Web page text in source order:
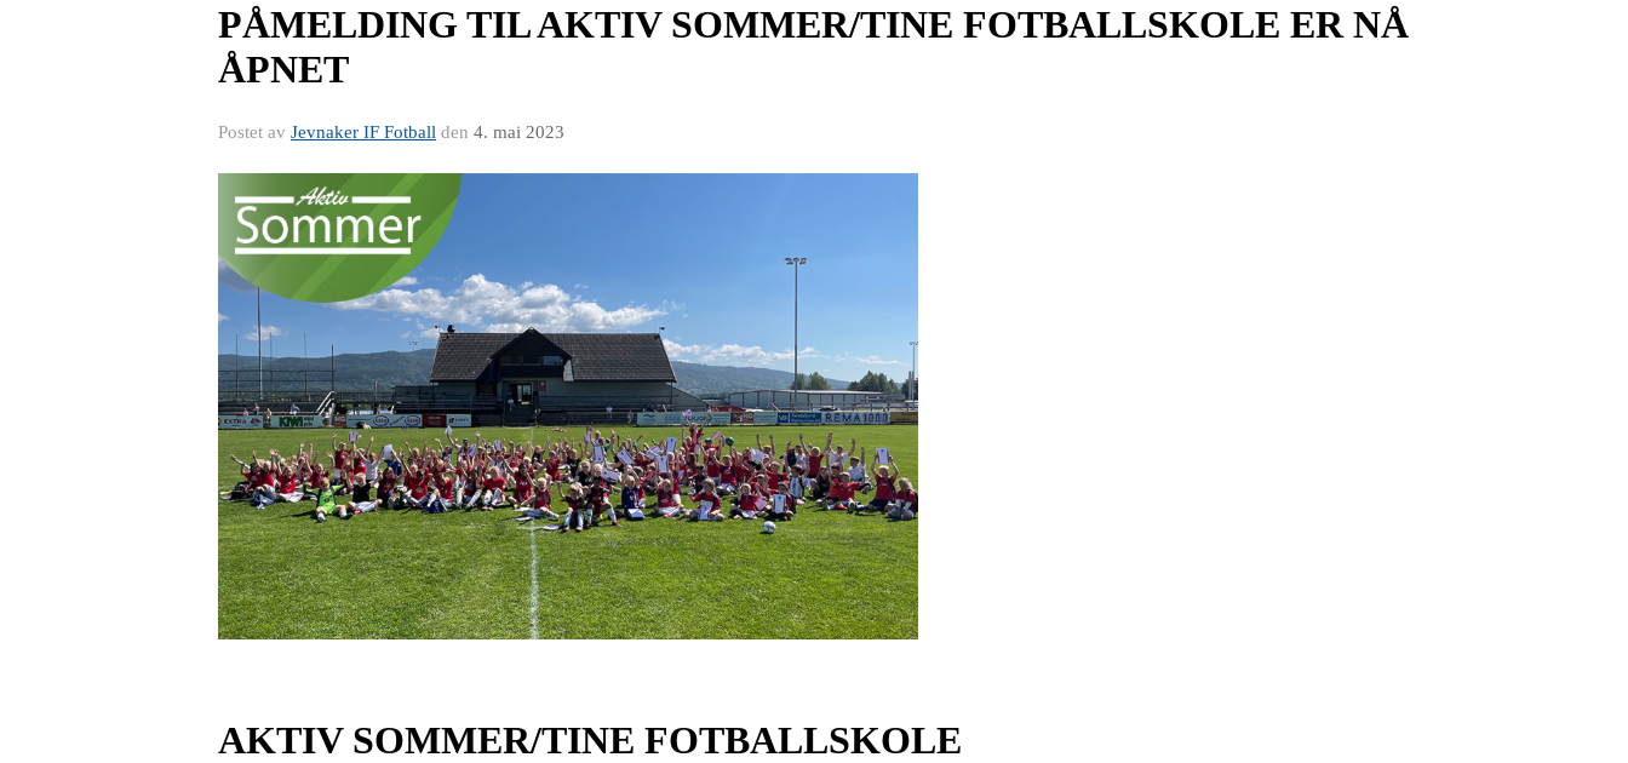
PÅMELDING TIL AKTIV SOMMER/TINE FOTBALLSKOLE ER NÅ
ÅPNET
Postet av Jevnaker IF Fotball den 4. mai 2023
AKTIV SOMMER/TINE FOTBALLSKOLE